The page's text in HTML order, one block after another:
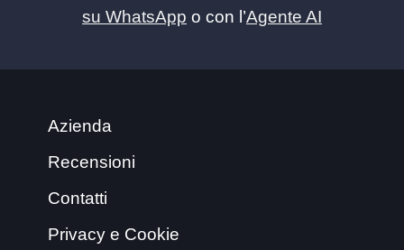
su WhatsApp o con l’Agente AI
Azienda
Recensioni
Contatti
Privacy e Cookie